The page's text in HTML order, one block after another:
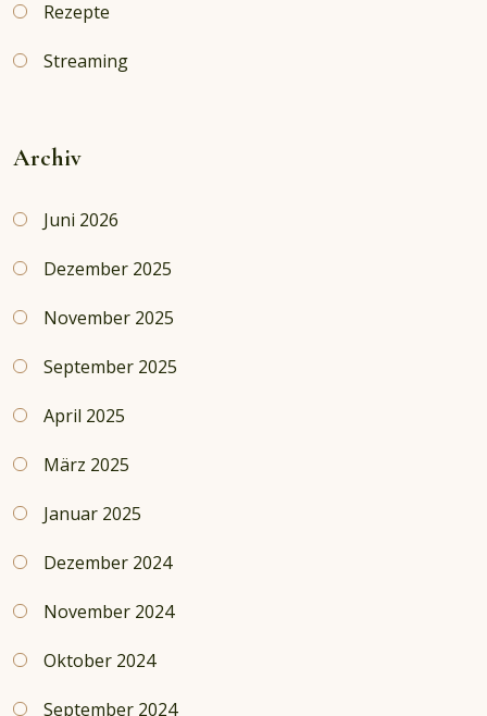
Rezepte
Streaming
Archiv
Juni 2026
Dezember 2025
November 2025
September 2025
April 2025
März 2025
Januar 2025
Dezember 2024
November 2024
Oktober 2024
September 2024